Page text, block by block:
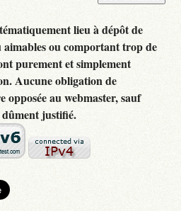
lieu à dépôt de
aimables ou comportant trop de
purement et simplement
Aucune obligation de
au webmaster, sauf
justifié.